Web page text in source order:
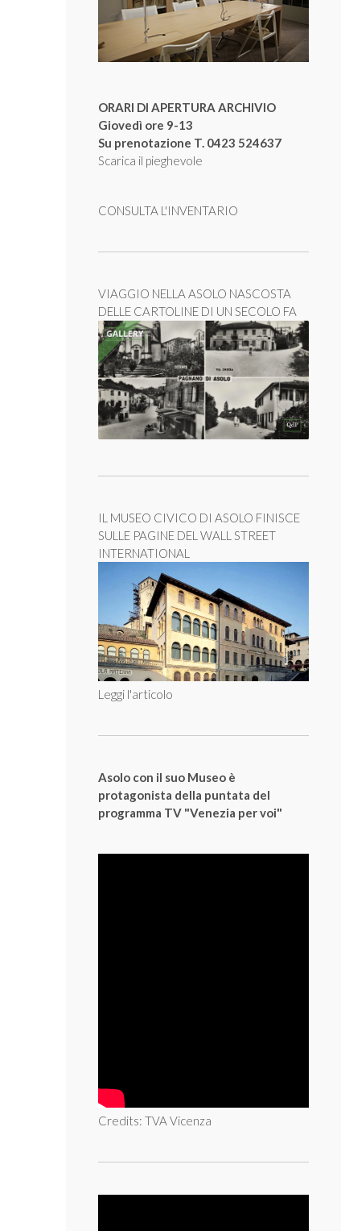
ORARI DI APERTURA ARCHIVIO
Giovedì ore 9-13
Su prenotazione T. 0423 524637
Scarica il pieghevole
CONSULTA L'INVENTARIO
VIAGGIO NELLA ASOLO NASCOSTA
DELLE CARTOLINE DI UN SECOLO FA
IL MUSEO CIVICO DI ASOLO FINISCE
SULLE PAGINE DEL WALL STREET
INTERNATIONAL
Leggi l'articolo
Asolo con il suo Museo è
protagonista della puntata del
programma TV "Venezia per voi"
Credits: TVA Vicenza